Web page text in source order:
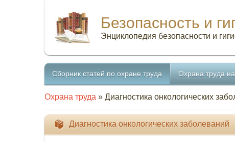
Безопасность и
Энциклопедия безопасности и
Сборник статей по охране труда Охрана труда
Охрана труда » Диагностика онкологических
Диагностика онкологических заболеваний